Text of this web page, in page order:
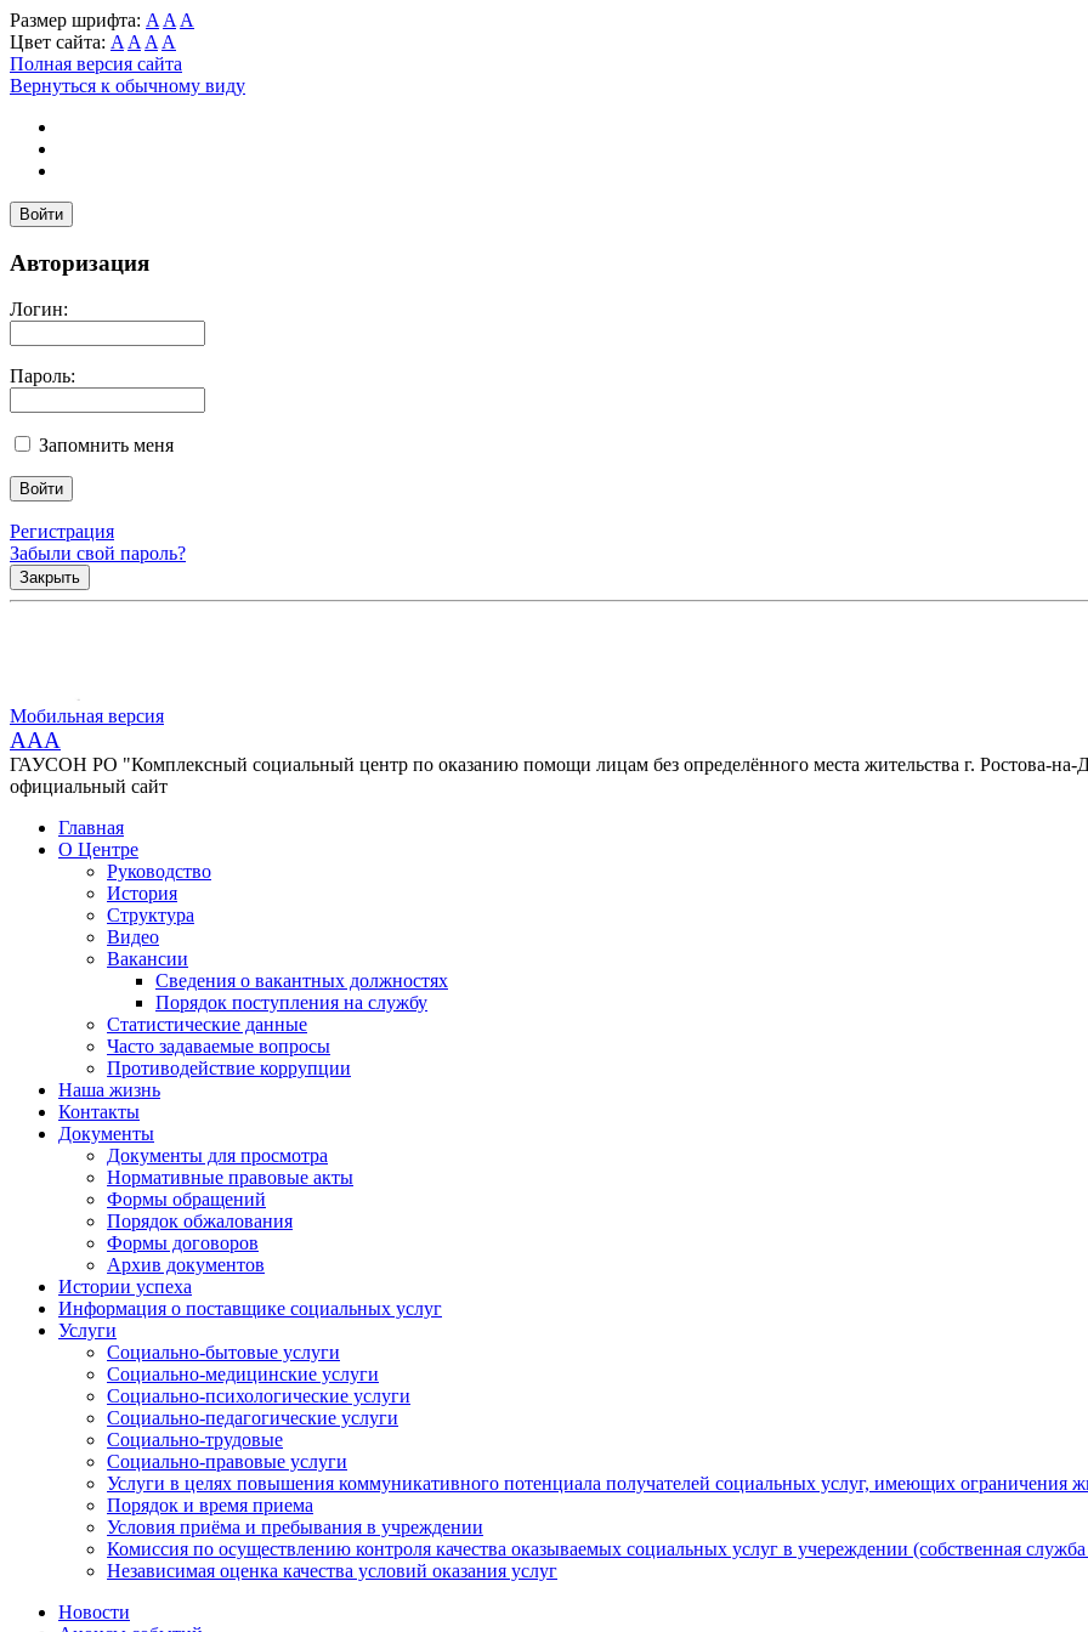
Размер шрифта: A A A
Цвет сайта: A A A A
Полная версия сайта
Вернуться к обычному виду
Войти
Авторизация
Логин:
Пароль:
Запомнить меня
Регистрация
Забыли свой пароль?
Закрыть
Мобильная версия
AAA
ГАУСОН РО "Комплексный социальный центр по оказанию помощи лицам без определённого места жительства г. Ростова-на-
официальный сайт
Главная
О Центре
Руководство
История
Структура
Видео
Вакансии
Сведения о вакантных должностях
Порядок поступления на службу
Статистические данные
Часто задаваемые вопросы
Противодействие коррупции
Наша жизнь
Контакты
Документы
Документы для просмотра
Нормативные правовые акты
Формы обращений
Порядок обжалования
Формы договоров
Архив документов
Истории успеха
Информация о поставщике социальных услуг
Услуги
Социально-бытовые услуги
Социально-медицинские услуги
Социально-психологические услуги
Социально-педагогические услуги
Социально-трудовые
Социально-правовые услуги
Услуги в целях повышения коммуникативного потенциала получателей социальных услуг, имеющих ограничения
Порядок и время приема
Условия приёма и пребывания в учреждении
Комиссия по осуществлению контроля качества оказываемых социальных услуг в учереждении (собственная
Независимая оценка качества условий оказания услуг
Новости